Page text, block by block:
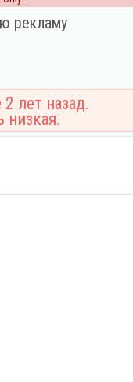
рекламу
лет назад.
низкая.